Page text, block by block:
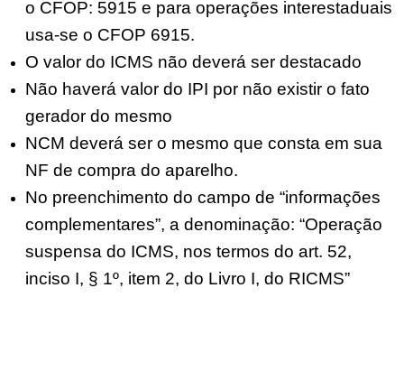
o CFOP: 5915 e para operações interestaduais
usa-se o CFOP 6915.
O valor do ICMS não deverá ser destacado
Não haverá valor do IPI por não existir o fato
gerador do mesmo
NCM deverá ser o mesmo que consta em sua
NF de compra do aparelho.
No preenchimento do campo de “informações
complementares”, a denominação: “Operação
suspensa do ICMS, nos termos do art. 52,
inciso I, § 1º, item 2, do Livro I, do RICMS”